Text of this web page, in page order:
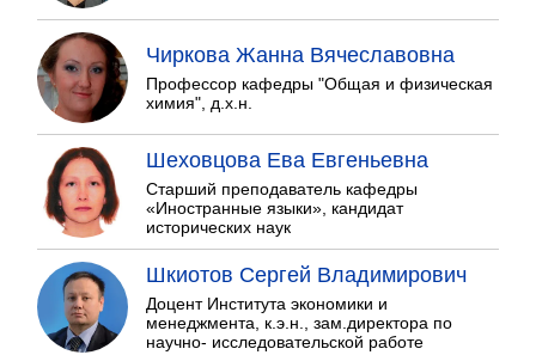
Чиркова Жанна Вячеславовна
Профессор кафедры "Общая и физическая
химия", д.х.н.
Шеховцова Ева Евгеньевна
Старший преподаватель кафедры
«Иностранные языки», кандидат
исторических наук
Шкиотов Сергей Владимирович
Доцент Института экономики и
менеджмента, к.э.н., зам.директора по
научно- исследовательской работе